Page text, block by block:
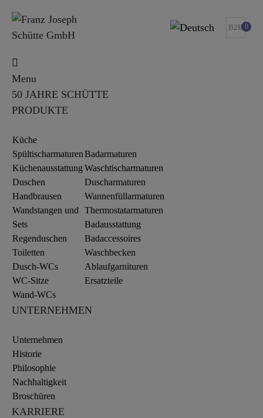
B2B 0
Menu
50 JAHRE SCHÜTTE
PRODUKTE
Küche
Spültischarmaturen
Küchenausstattung
Duschen
Handbrausen
Wandstangen und
Sets
Regenduschen
Toiletten
Dusch-WCs
WC-Sitze
Wand-WCs
Badarmaturen
Waschtischarmaturen
Duscharmaturen
Wannenfüllarmaturen
Thermostatarmaturen
Badausstattung
Badaccessoires
Waschbecken
Ablaufgarnituren
Ersatzteile
UNTERNEHMEN
Unternehmen
Historie
Philosophie
Nachhaltigkeit
Broschüren
KARRIERE